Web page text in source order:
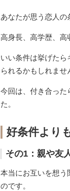
あなたが思う恋人の
高身長、高学歴、
いい条件は挙げた
られるかもしれませ
今回は、付き合った
た。
好条件より
その1：親や友
本当にお互いを想う
のです。